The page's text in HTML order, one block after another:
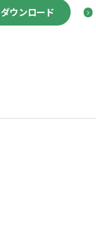
ダウンロード